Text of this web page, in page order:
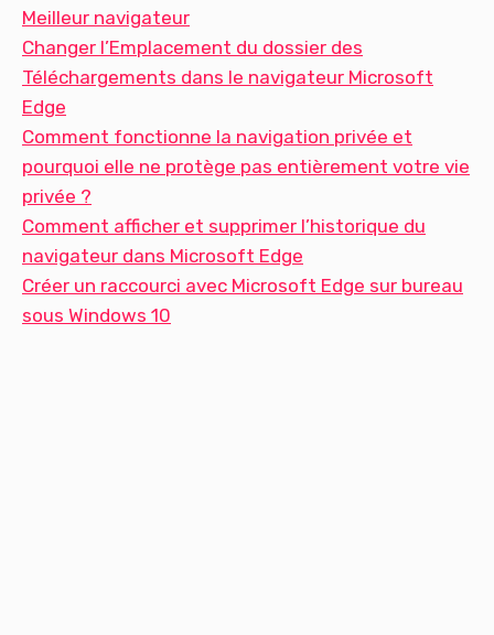
Meilleur navigateur
Changer l’Emplacement du dossier des
Téléchargements dans le navigateur Microsoft
Edge
Comment fonctionne la navigation privée et
pourquoi elle ne protège pas entièrement votre vie
privée ?
Comment afficher et supprimer l’historique du
navigateur dans Microsoft Edge
Créer un raccourci avec Microsoft Edge sur bureau
sous Windows 10